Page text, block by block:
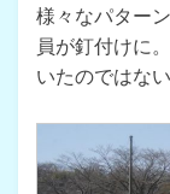
様々なパター
員が釘付けに
いたのではな